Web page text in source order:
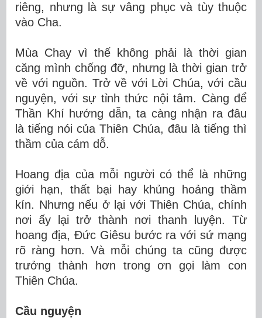
riêng, nhưng là sự vâng phục và tùy thuộc
vào Cha.
Mùa Chay vì thế không phải là thời gian
căng mình chống đỡ, nhưng là thời gian trở
về với nguồn. Trở về với Lời Chúa, với cầu
nguyện, với sự tỉnh thức nội tâm. Càng để
Thần Khí hướng dẫn, ta càng nhận ra đâu
là tiếng nói của Thiên Chúa, đâu là tiếng thì
thầm của cám dỗ.
Hoang địa của mỗi người có thể là những
giới hạn, thất bại hay khủng hoảng thầm
kín. Nhưng nếu ở lại với Thiên Chúa, chính
nơi ấy lại trở thành nơi thanh luyện. Từ
hoang địa, Đức Giêsu bước ra với sứ mạng
rõ ràng hơn. Và mỗi chúng ta cũng được
trưởng thành hơn trong ơn gọi làm con
Thiên Chúa.
Cầu nguyện